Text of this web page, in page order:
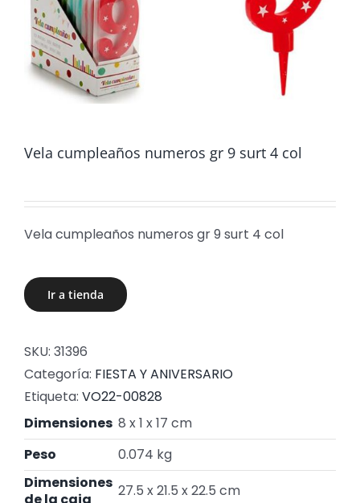
Vela cumpleaños numeros gr 9 surt 4 col
Vela cumpleaños numeros gr 9 surt 4 col
Ir a tienda
SKU: 31396
Categoría: FIESTA Y ANIVERSARIO
Etiqueta: VO22-00828
Dimensiones 8 x 1 x 17 cm
Peso
0.074 kg
Dimensiones 27.5 x 21.5 x 22.5 cm